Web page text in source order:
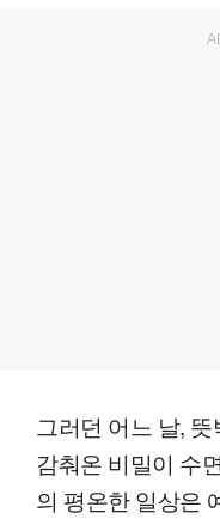
그러던 어느 날, 뜻
감춰온 비밀이 수
의 평온한 일상은